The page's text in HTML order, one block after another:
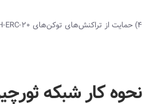
4) حمایت از تراکنش‌های توکن‌های ERC-20
نحوه کار شبکه